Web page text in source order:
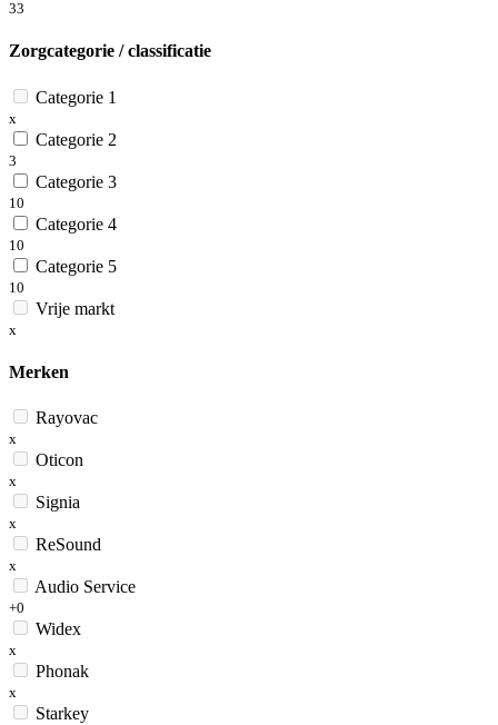
33
Zorgcategorie / classificatie
Categorie 1
x
Categorie 2
3
Categorie 3
10
Categorie 4
10
Categorie 5
10
Vrije markt
x
Merken
Rayovac
x
Oticon
x
Signia
x
ReSound
x
Audio Service
+0
Widex
x
Phonak
x
Starkey